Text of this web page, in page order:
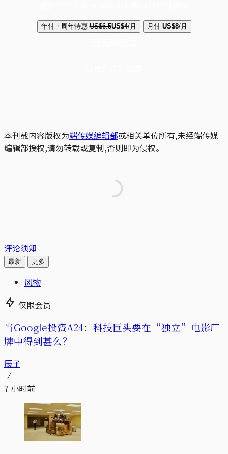
年付・周年特惠 US$6.5US$4/月 月付 US$8/月
本刊载内容版权为端传媒编辑部或相关单位所有,未经端传媒
编辑部授权,请勿转载或复制,否则即为侵权。
评论须知
最新 更多
风物
仅限会员
当Google投资A24：科技巨头要在“独立”电影厂
牌中得到甚么？
辰子
7 小时前